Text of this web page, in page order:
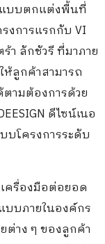
บบตกแต่งพื้นที่
งการแรกกับ VI
า ลักชัวรี ที่มาภาย
ห้ลูกค้าสามารถ
ามต้องการด้วย
ดีไซน์เนอ
โครงการระดับ
ครื่องมือต่อยอด
บบภายในองค์กร
ต่าง ๆ ของลูกค้า